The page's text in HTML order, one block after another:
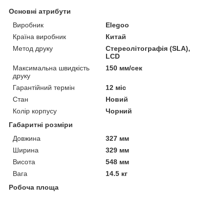
Основні атрибути
Виробник
Elegoo
Країна виробник
Китай
Метод друку
Стереолітографія (SLA),
LCD
Максимальна швидкість
друку
150 мм/сек
Гарантійний термін
12 міс
Стан
Новий
Колір корпусу
Чорний
Габаритні розміри
Довжина
327 мм
Ширина
329 мм
Висота
548 мм
Вага
14.5 кг
Робоча площа